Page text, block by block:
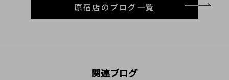
原宿店のブログ一覧
関連ブログ